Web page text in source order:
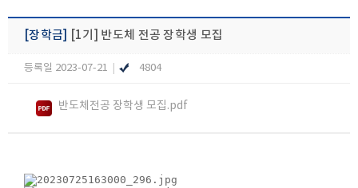
[장학금] [1기] 반도체 전공 장학생 모집
등록일 2023-07-21 4804
반도체전공 장학생 모집.pdf